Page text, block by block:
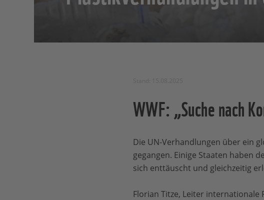
WWF: „Suche nach
Die UN-Verhandlungen über ein
gegangen. Einige Staaten haben
sich enttäuscht und gleichzeitig
Florian Titze, Leiter internationale